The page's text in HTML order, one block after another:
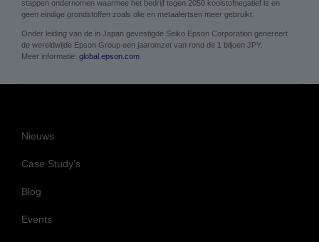
industrieel printen, in productie, visuele vormgeving en lifestyle. Epson heeft
stappen ondernomen waarmee het bedrijf tegen 2050 koolstofnegatief is en
geen eindige grondstoffen zoals olie en metaalertsen meer gebruikt.
Onder leiding van de in Japan gevestigde Seiko Epson Corporation genereert
de wereldwijde Epson Group een jaaromzet van rond de 1 biljoen JPY.